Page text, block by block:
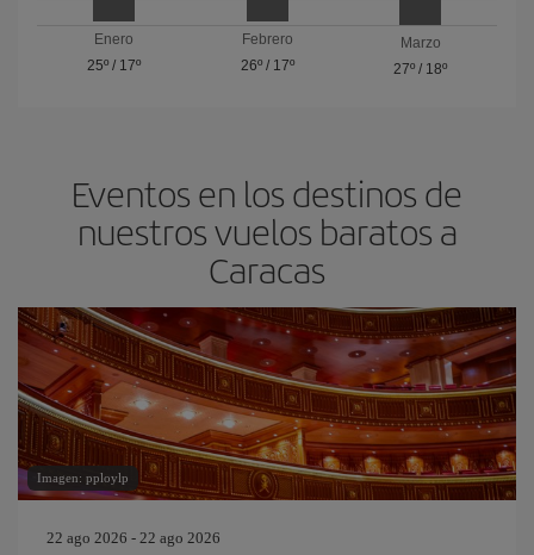
Enero
25º/ 17º
Febrero
26º/ 17º
Marzo
27º / 18º
Eventos en los destinos de
nuestros vuelos baratos a
Caracas
Imagen: pploylp
22 ago 2026 - 22 ago 2026